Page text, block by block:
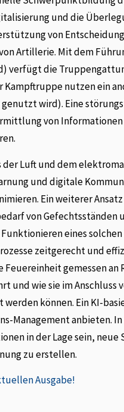
und die
von
Artillerie. Mit dem
verfügt die
nutzen ein
wird). Eine
von Informationen
der Luft und dem
und digitale
Ein weiterer
von
eines
zeitgerecht und
Feuereinheit gemessen
und wie sie im
können. Ein KI-
Management anbieten.
in der Lage sein,
zu erstellen.
Ausgabe!